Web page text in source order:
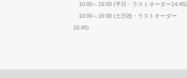
10:00～15:00 (平日・ラストオーダー14:45)
10:00～16:00 (土日祝・ラストオーダー
15:45)